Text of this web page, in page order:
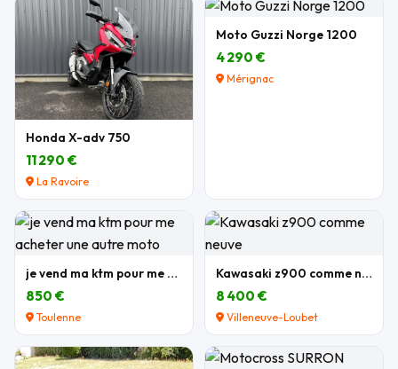
Honda X-adv 750
11 290 €
La Ravoire
Moto Guzzi Norge 1200
4 290 €
Mérignac
je vend ma ktm pour me acheter une autre moto
850 €
Toulenne
Kawasaki z900 comme neuve
8 400 €
Villeneuve-Loubet